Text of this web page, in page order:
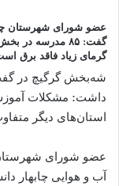
عضو شورای شهرستان
گرمای زیاد فاقد برق
شه‌بخش گرگیچ در
داشت: مشکلات
استان‌های دیگر
عضو شورای شهرستان